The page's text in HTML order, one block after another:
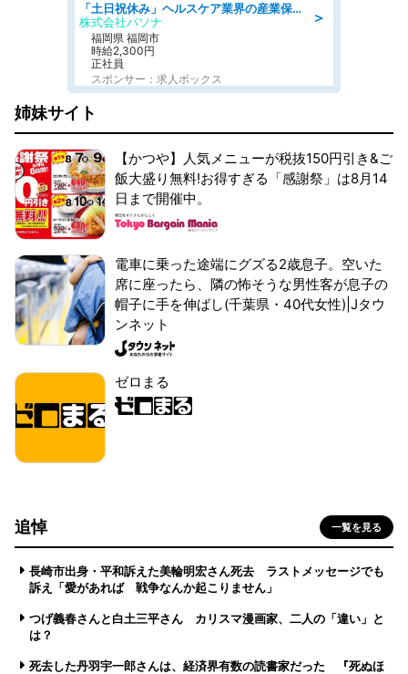
＞
「土日祝休み」ヘルスケア業界の産業保健師/高時給/未経験OK/要資格:保健師、正看護師
株式会社パソナ
福岡県 福岡市
時給2,300円
正社員
スポンサー：求人ボックス
姉妹サイト
【かつや】人気メニューが税抜150円引き&ご
飯大盛り無料!お得すぎる「感謝祭」は8月14
日まで開催中。
電車に乗った途端にグズる2歳息子。空いた
席に座ったら、隣の怖そうな男性客が息子の
帽子に手を伸ばし(千葉県・40代女性)|Jタウ
ンネット
ゼロまる
追悼 一覧を見る
長崎市出身・平和訴えた美輪明宏さん死去 ラストメッセージでも
訴え「愛があれば 戦争なんか起こりません」
つげ義春さんと白土三平さん カリスマ漫画家、二人の「違い」と
は？
死去した丹羽宇一郎さんは、経済界有数の読書家だった 『死ぬほ